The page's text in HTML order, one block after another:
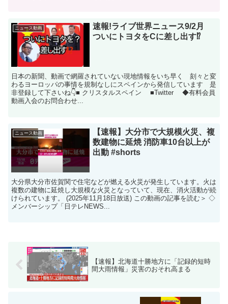
ニュース動画
速報!ライブ世界ニュース9/2月
ついにトヨタをCに差し出す⁉️
日本の新聞、動画で網羅されていない現地情報をいち早く 刻々と変
わるヨーロッパの事情を規制なしにスペインから発信しています 是
非登録して下さいね👇■ クリスタルスペイン ■Twitter ◆有料会員
動画入会のお問合わせ...
ニュース動画
【速報】大分市で大規模火災、複
数建物に延焼 消防車10台以上が
出動 #shorts
大分県大分市佐賀関で住宅などが燃える火災が発生しています。火は
複数の建物に延焼し大規模な火災となっていて、現在、消火活動が続
けられています。 (2025年11月18日放送) この動画の記事を読む＞ ◇
メンバーシップ「日テレNEWS...
【速報】北海道十勝地方に「記録的短時
間大雨情報」災害のおそれ高まる